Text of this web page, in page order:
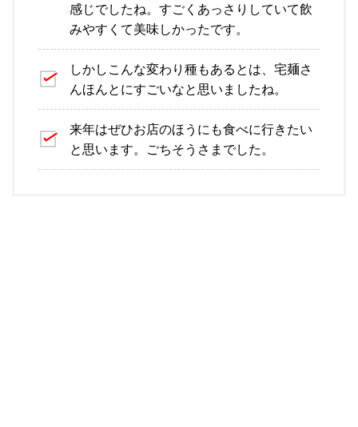
感じでしたね。すごくあっさりしていて飲
みやすくて美味しかったです。
しかしこんな変わり種もあるとは、宅麺さ
んほんとにすごいなと思いましたね。
来年はぜひお店のほうにも食べに行きたい
と思います。ごちそうさまでした。